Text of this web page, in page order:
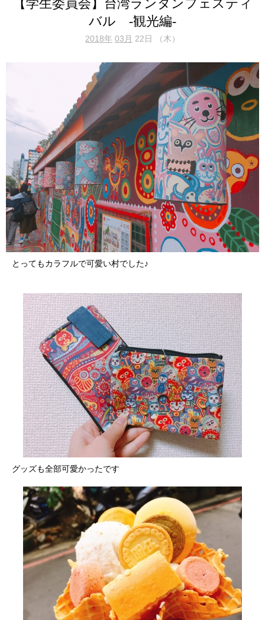
【学生委員会】台湾ランタンフェスティ
バル -観光編-
2018年 03月 22日 （木）
とってもカラフルで可愛い村でした♪
グッズも全部可愛かったです